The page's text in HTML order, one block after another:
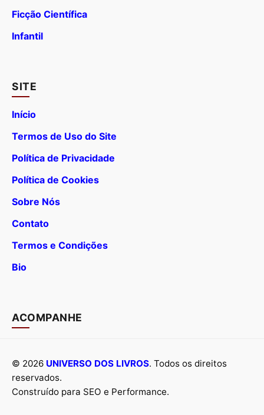
Ficção Científica
Infantil
SITE
Início
Termos de Uso do Site
Política de Privacidade
Política de Cookies
Sobre Nós
Contato
Termos e Condições
Bio
ACOMPANHE
© 2026 UNIVERSO DOS LIVROS. Todos os direitos
reservados.
Construído para SEO e Performance.